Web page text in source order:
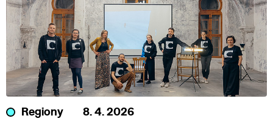
Regiony 8. 4. 2026